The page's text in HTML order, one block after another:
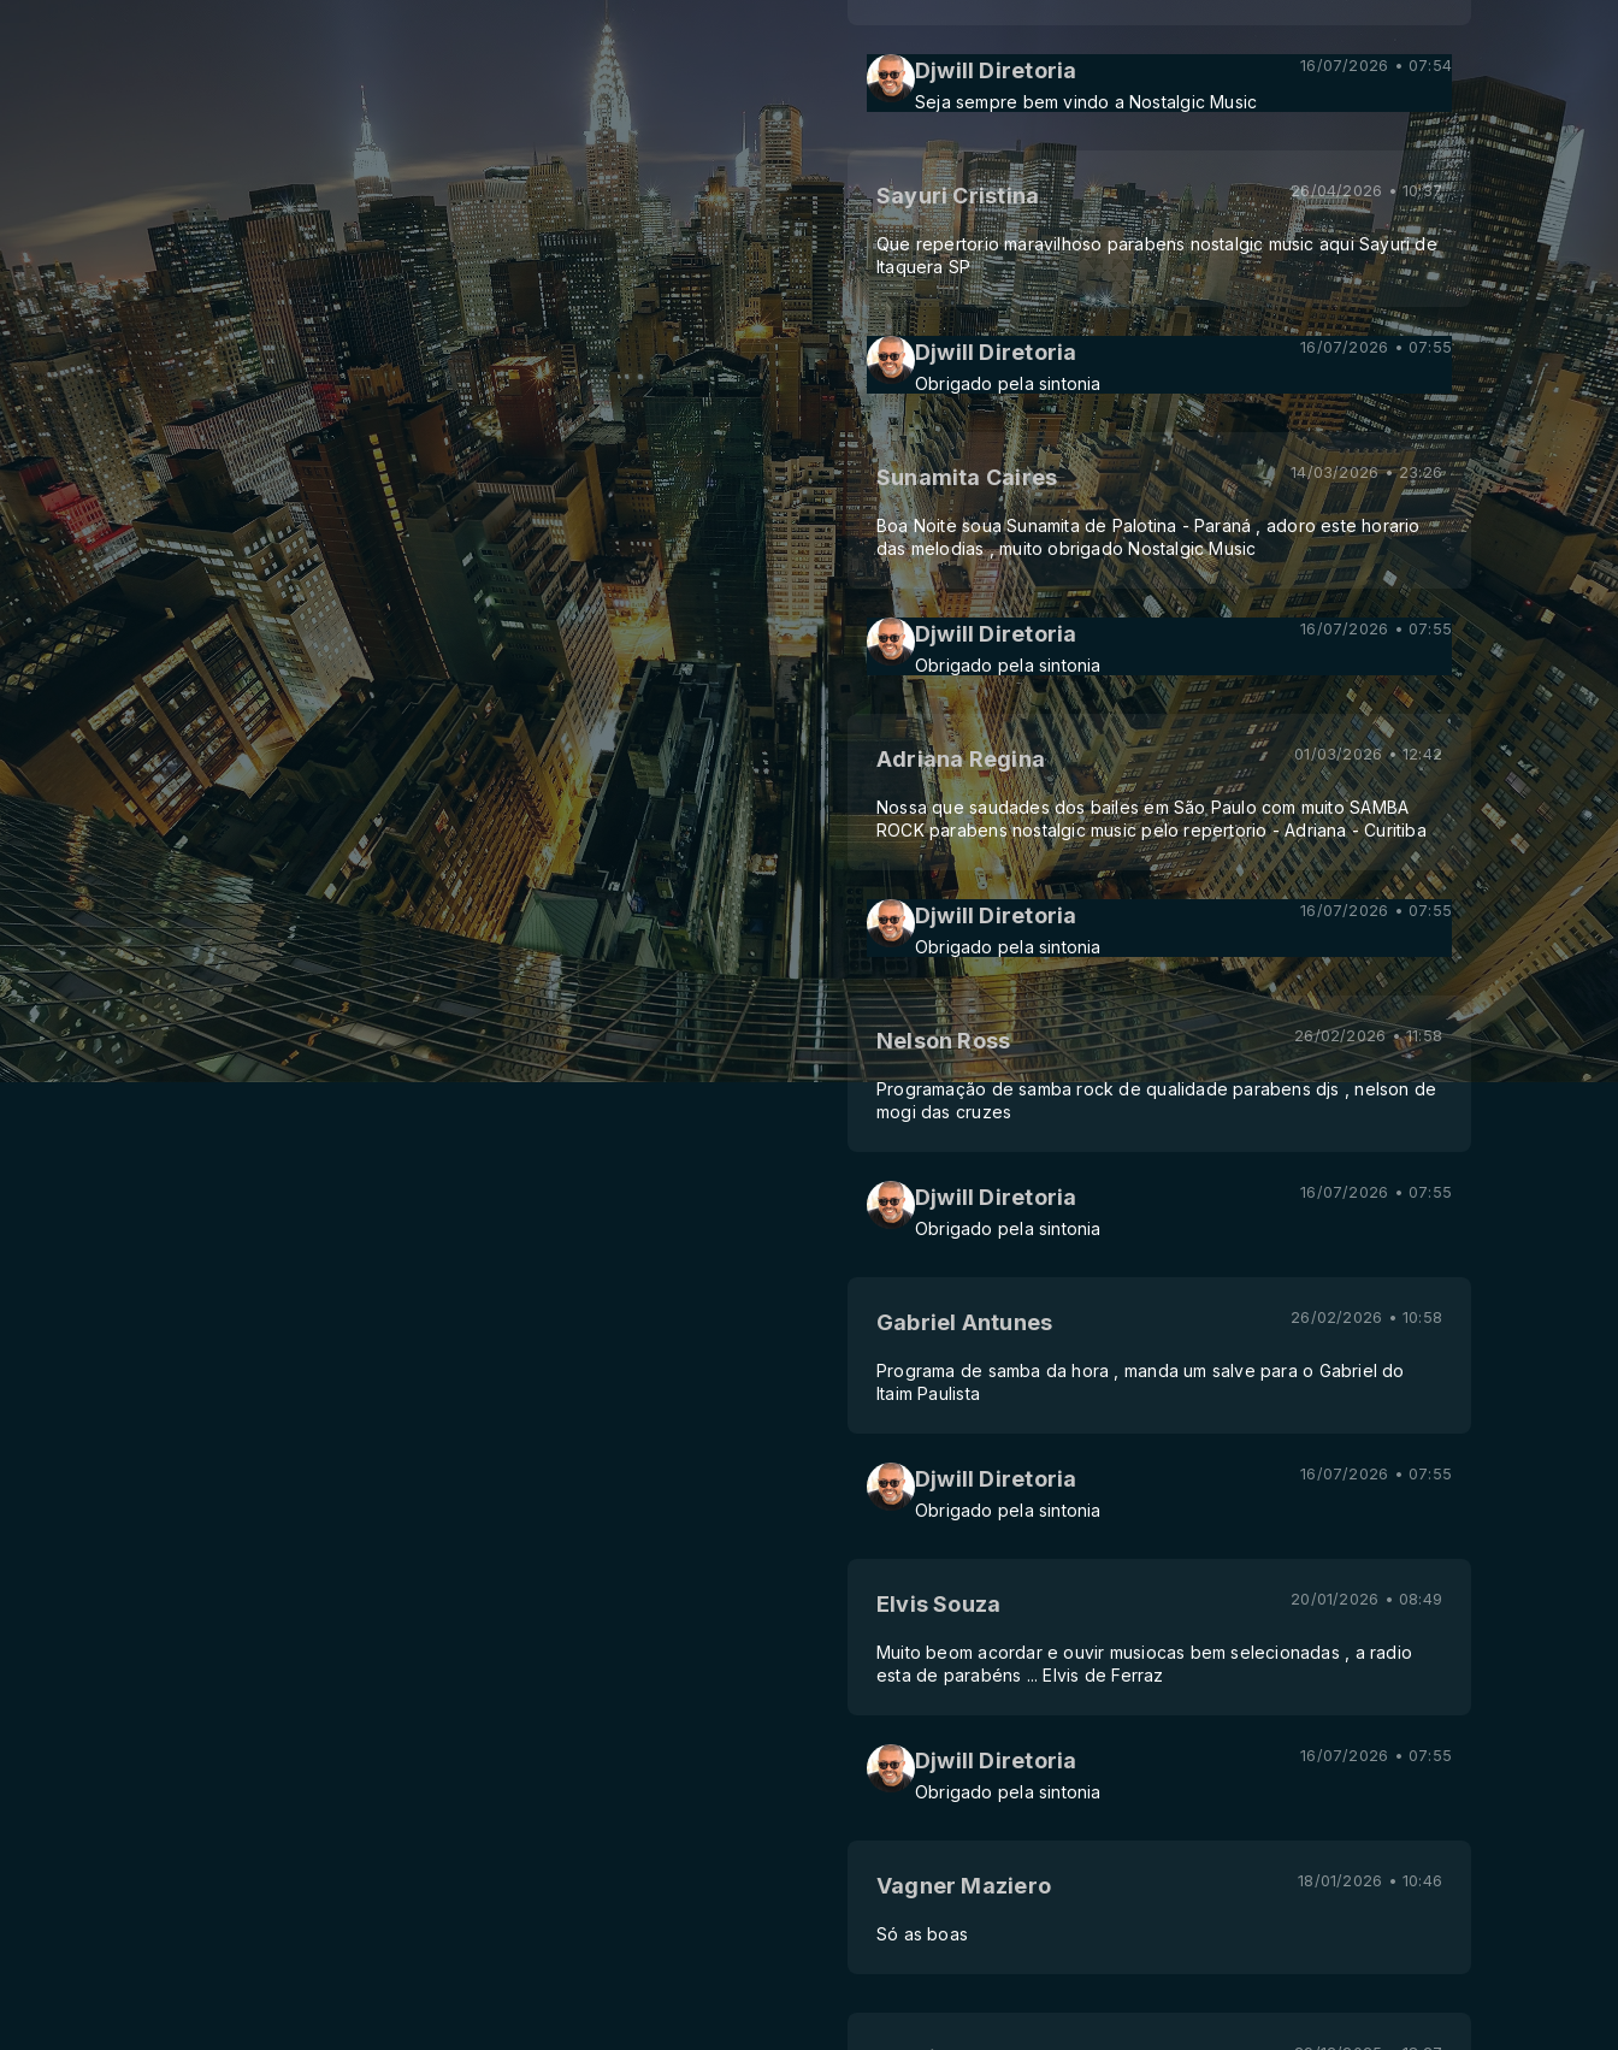
Djwill Diretoria 16/07/2026 • 07:54
Seja sempre bem vindo a Nostalgic Music
Sayuri Cristina 26/04/2026 • 10:37
Que repertorio maravilhoso parabens nostalgic music aqui Sayuri de
Itaquera SP
Djwill Diretoria 16/07/2026 • 07:55
Obrigado pela sintonia
Sunamita Caires 14/03/2026 • 23:26
Boa Noite soua Sunamita de Palotina - Paraná , adoro este horario
das melodias , muito obrigado Nostalgic Music
Djwill Diretoria 16/07/2026 • 07:55
Obrigado pela sintonia
Adriana Regina 01/03/2026 • 12:42
Nossa que saudades dos bailes em São Paulo com muito SAMBA
ROCK parabens nostalgic music pelo repertorio - Adriana - Curitiba
Djwill Diretoria 16/07/2026 • 07:55
Obrigado pela sintonia
Nelson Ross 26/02/2026 • 11:58
Programação de samba rock de qualidade parabens djs , nelson de
mogi das cruzes
Djwill Diretoria 16/07/2026 • 07:55
Obrigado pela sintonia
Gabriel Antunes 26/02/2026 • 10:58
Programa de samba da hora , manda um salve para o Gabriel do
Itaim Paulista
Djwill Diretoria 16/07/2026 • 07:55
Obrigado pela sintonia
Elvis Souza 20/01/2026 • 08:49
Muito beom acordar e ouvir musiocas bem selecionadas , a radio
esta de parabéns ... Elvis de Ferraz
Djwill Diretoria 16/07/2026 • 07:55
Obrigado pela sintonia
Vagner Maziero 18/01/2026 • 10:46
Só as boas